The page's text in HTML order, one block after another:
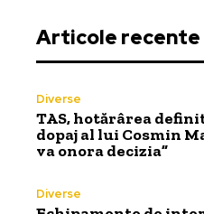
Articole recente
Diverse
TAS, hotărârea
dopaj al lui Cosmin
va onora decizia”
Diverse